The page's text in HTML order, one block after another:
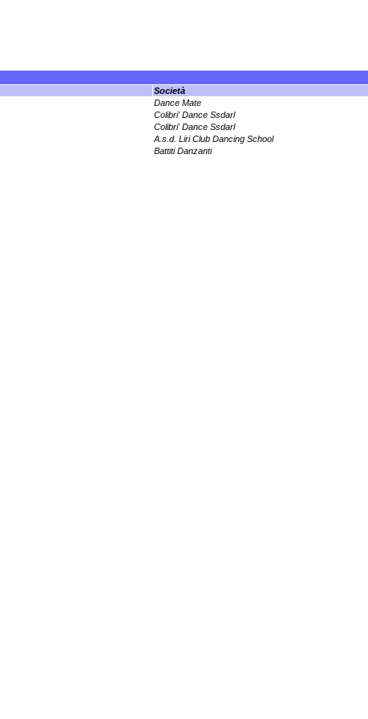
Società
Dance Mate
Colibri' Dance Ssdarl
Colibri' Dance Ssdarl
A.s.d. Liri Club Dancing School
Battiti Danzanti